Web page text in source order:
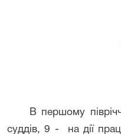
В першому
суддів, 9 - на дії